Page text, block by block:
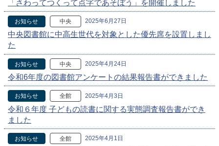
「さわってつくって点字であそぼう」を開催しました
お知らせ 中央 2025年6月27日
中央図書館に中高生世代を対象とした優先席を設置しまし
た
お知らせ 中央 2025年4月24日
令和6年度の図書館アンケートの結果報告書ができました
お知らせ 全館 2025年4月3日
令和６年度 子どもの読書に関する実態調査報告書ができ
ました
お知らせ 全館 2025年4月1日